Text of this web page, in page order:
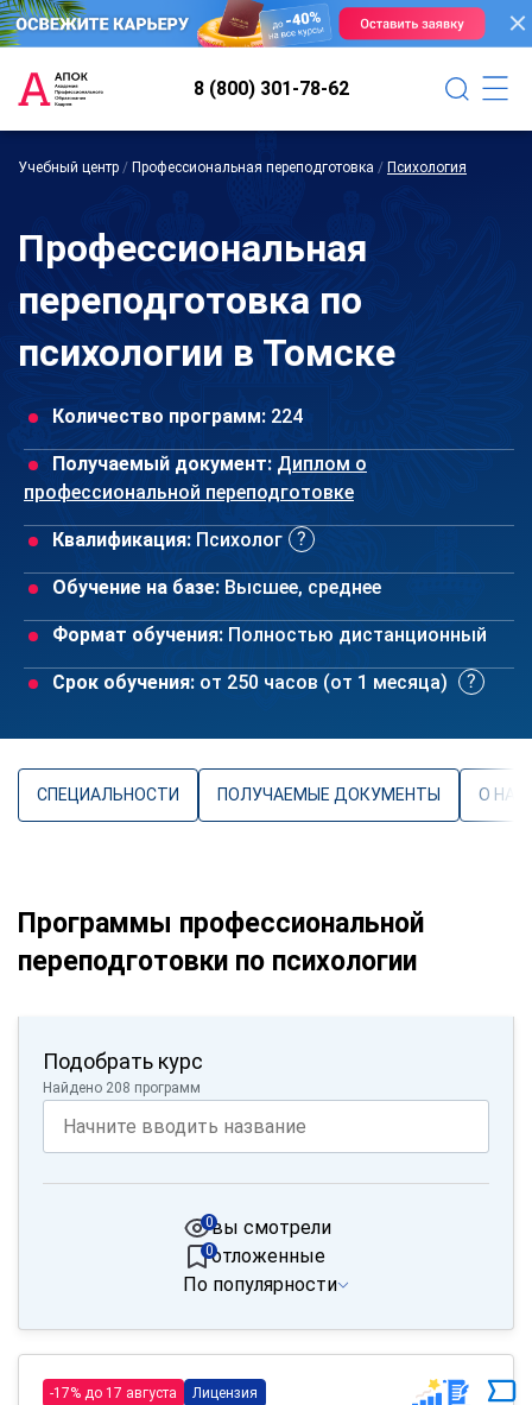
8 (800) 301-78-62
Учебный центр / Профессиональная переподготовка / Психология
Профессиональная
переподготовка по
психологии в Томске
Количество программ: 224
Получаемый документ: Диплом о
профессиональной переподготовке
Квалификация: Психолог
Обучение на базе: Высшее, среднее
Формат обучения: Полностью дистанционный
Срок обучения: от 250 часов (от 1 месяца)
СПЕЦИАЛЬНОСТИ ПОЛУЧАЕМЫЕ ДОКУМЕНТЫ О
Программы профессиональной
переподготовки по психологии
Подобрать курс
Найдено 208 программ
вы смотрели
0
отложенные
0
По популярности
-17% до 17 августа Лицензия